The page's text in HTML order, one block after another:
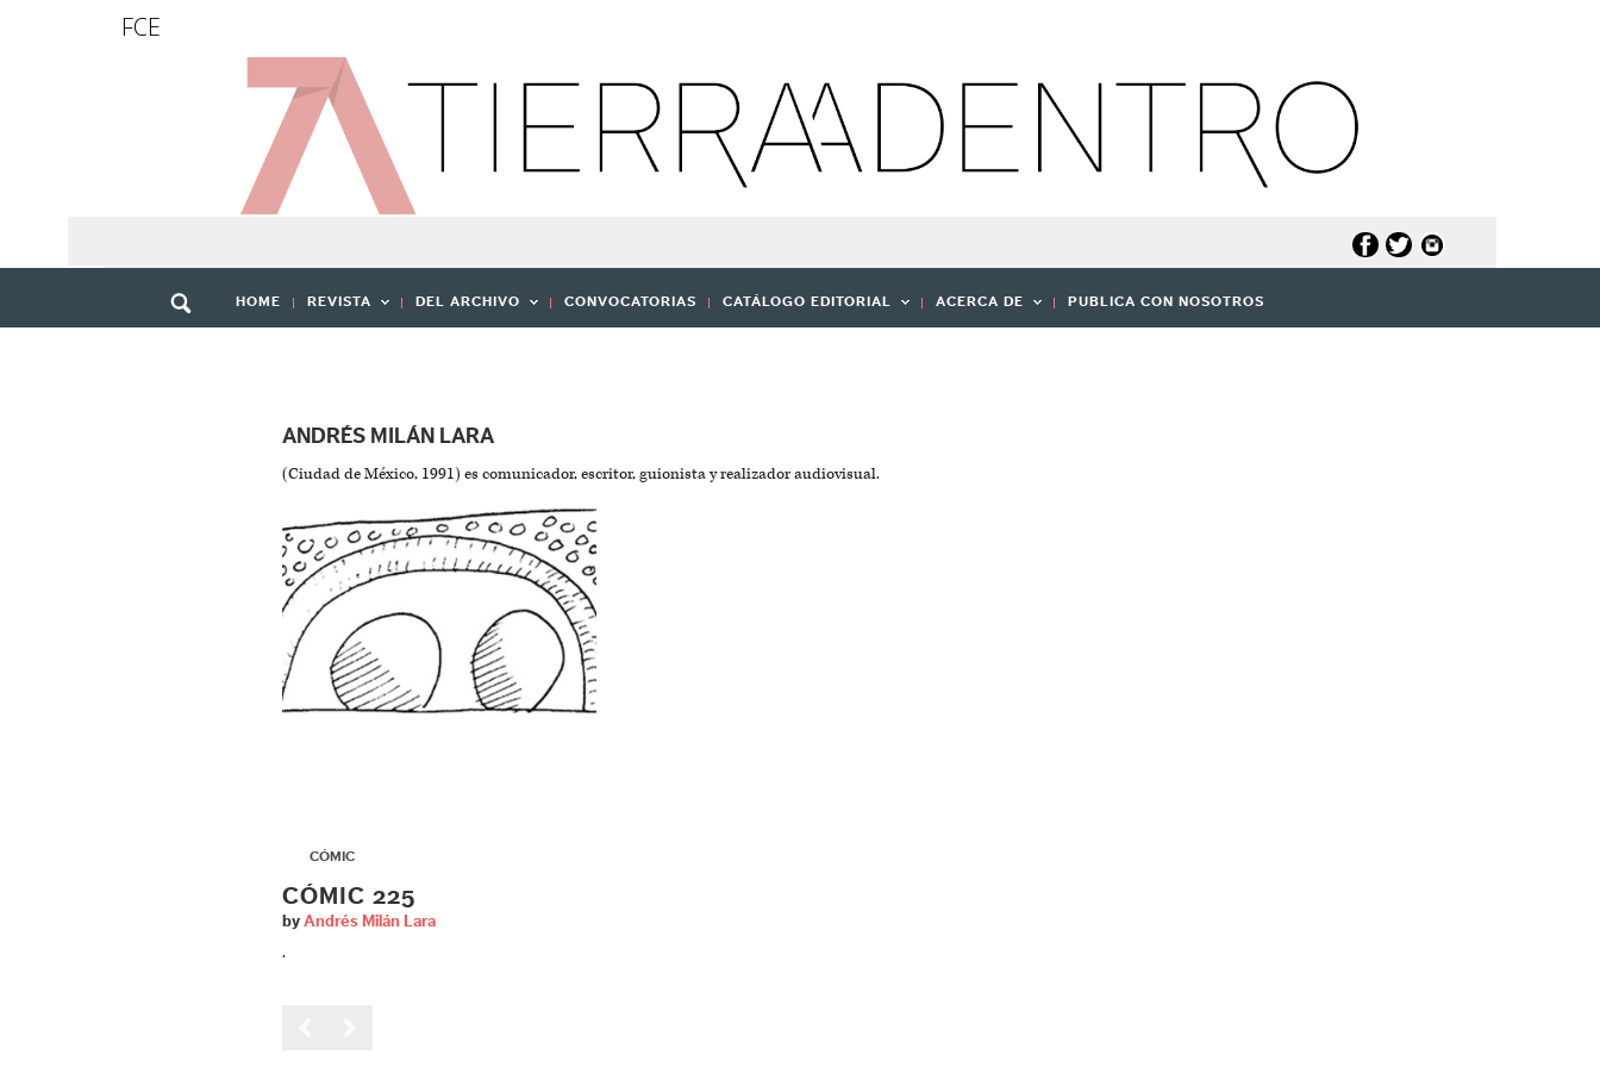
FCE
HOME REVISTA DEL ARCHIVO CONVOCATORIAS CATÁLOGO EDITORIAL ACERCA DE PUBLICA CON NOSOTROS
ANDRÉS MILÁN LARA
(Ciudad de México, 1991) es comunicador, escritor, guionista y realizador audiovisual.
CÓMIC
CÓMIC 225
by Andrés Milán Lara
.